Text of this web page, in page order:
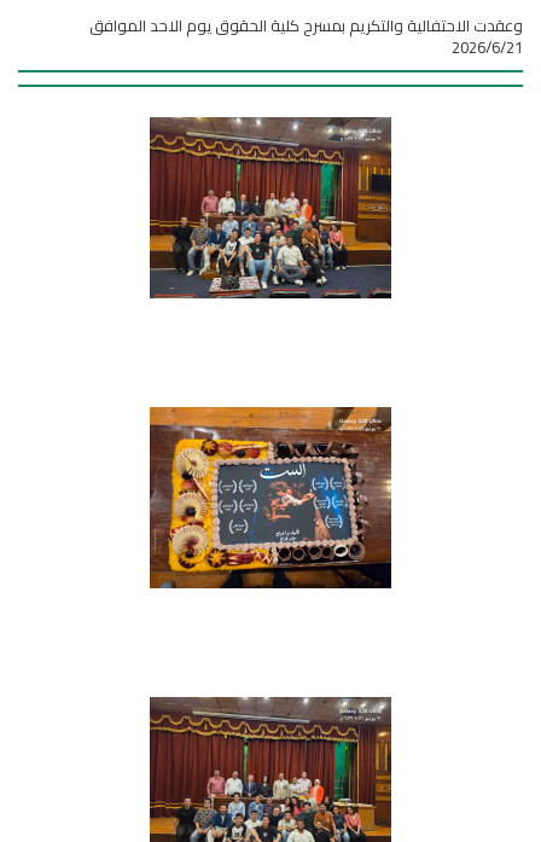
وعقدت الاحتفالية والتكريم بمسرح كلية الحقوق يوم الاحد الموافق
2026/6/21